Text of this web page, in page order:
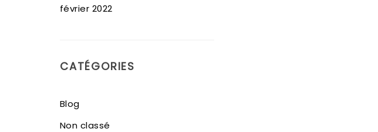
février 2022
CATÉGORIES
Blog
Non classé